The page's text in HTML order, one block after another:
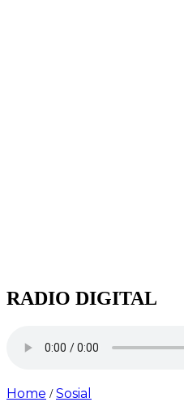
RADIO DIGITAL
Home /Sosial